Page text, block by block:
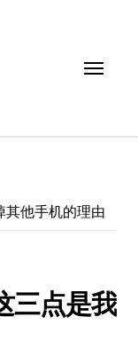
其他手机的理由
三点是我